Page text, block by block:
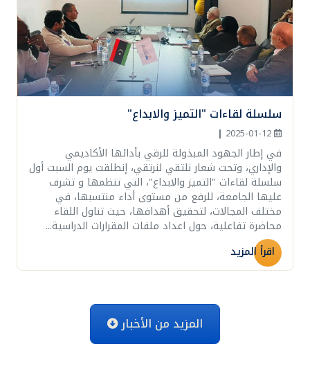
سلسلة لقاءات "التميز والابداع"
2025-01-12
|
في إطار الجهود المبذولة للرقي بأدائها الأكاديمي
والإداري، وتحت شعار نلتقي لنرتقي، إنطلقت يوم السبت أول
سلسلة لقاءات "التميز والابداع"، التي تنظمها و تشرف
عليها الجامعة، للرفع من مستوى أداء منتسبها، في
مختلف المجالات، لتحقيق أهدافها، حيث تناول اللقاء
محاضرة تفاعلية، حول اعداد ملفات المقرارات الدراسية...
اقرأ المزيد
المزيد من الأخبار